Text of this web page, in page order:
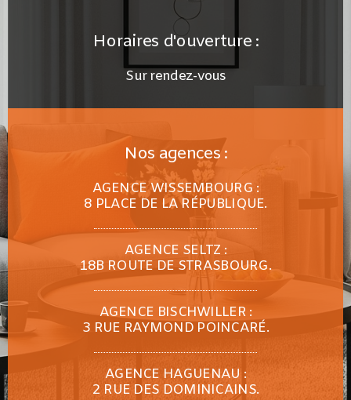
Horaires d'ouverture :
Sur rendez-vous
Nos agences :
AGENCE WISSEMBOURG :
8 PLACE DE LA RÉPUBLIQUE.
AGENCE SELTZ :
18B ROUTE DE STRASBOURG.
AGENCE BISCHWILLER :
3 RUE RAYMOND POINCARÉ.
AGENCE HAGUENAU :
2 RUE DES DOMINICAINS.